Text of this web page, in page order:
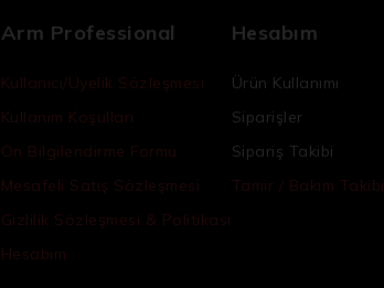
Arm Professional
Kullanıcı/Üyelik Sözleşmesi
Kullanım Koşulları
Ön Bilgilendirme Formu
Mesafeli Satış Sözleşmesi
Gizlilik Sözleşmesi & Politikası
Hesabım
Hesabım
Ürün Kullanımı
Siparişler
Sipariş Takibi
Tamir / Bakım Takibi